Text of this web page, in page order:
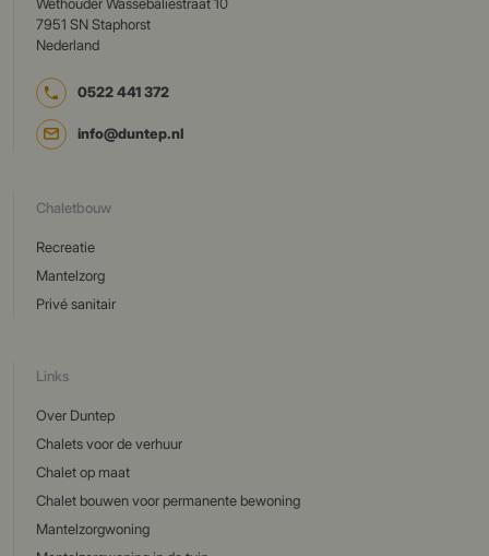
7951 SN Staphorst
Nederland
0522 441 372
info@duntep.nl
Chaletbouw
Recreatie
Mantelzorg
Privé sanitair
Links
Over Duntep
Chalets voor de verhuur
Chalet op maat
Chalet bouwen voor permanente bewoning
Mantelzorgwoning